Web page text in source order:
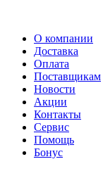
О компании
Доставка
Оплата
Поставщикам
Новости
Акции
Контакты
Сервис
Помощь
Бонус